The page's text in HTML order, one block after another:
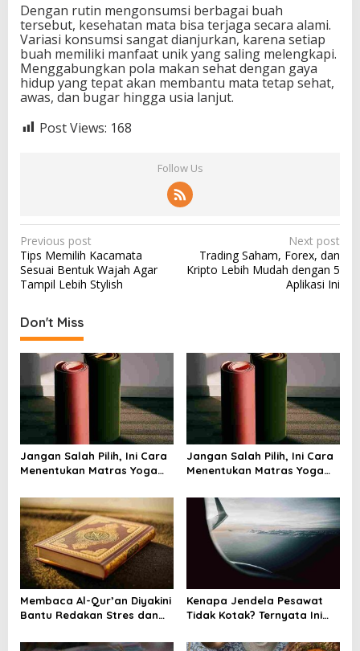
Dengan rutin mengonsumsi berbagai buah
tersebut, kesehatan mata bisa terjaga secara alami.
Variasi konsumsi sangat dianjurkan, karena setiap
buah memiliki manfaat unik yang saling melengkapi.
Menggabungkan pola makan sehat dengan gaya
hidup yang tepat akan membantu mata tetap sehat,
awas, dan bugar hingga usia lanjut.
Post Views: 168
Follow Us
P
o
s
n
a
i
g
a
t
o
n
Previous post
Tips Memilih Kacamata
Sesuai Bentuk Wajah Agar
Tampil Lebih Stylish
Next post
Trading Saham, Forex, dan
Kripto Lebih Mudah dengan 5
Aplikasi Ini
Don't Miss
Jangan Salah Pilih, Ini Cara
Menentukan Matras Yoga
Jangan Salah Pilih, Ini Cara
Menentukan Matras Yoga
Membaca Al-Qur’an Diyakini
Bantu Redakan Stres dan
Kenapa Jendela Pesawat
Tidak Kotak? Ternyata Ini